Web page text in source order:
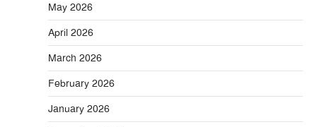
May 2026
April 2026
March 2026
February 2026
January 2026